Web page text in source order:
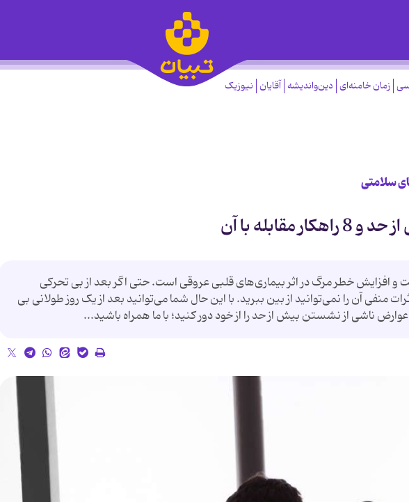
زمان خامنه‌ای دین‌واندیشه آقایان نیوزیک
سلامتی
با آن
و افزایش خطر مرگ در اثر بیماری‌های قلبی عروقی است. حتی اگر بعد از بی تحرکی
منفی آن را نمی‌توانید از بین ببرید. با این حال شما می‌توانید بعد از یک روز طولانی بی
ناشی از نشستن بیش از حد را از خود دور کنید؛ با ما همراه باشید...